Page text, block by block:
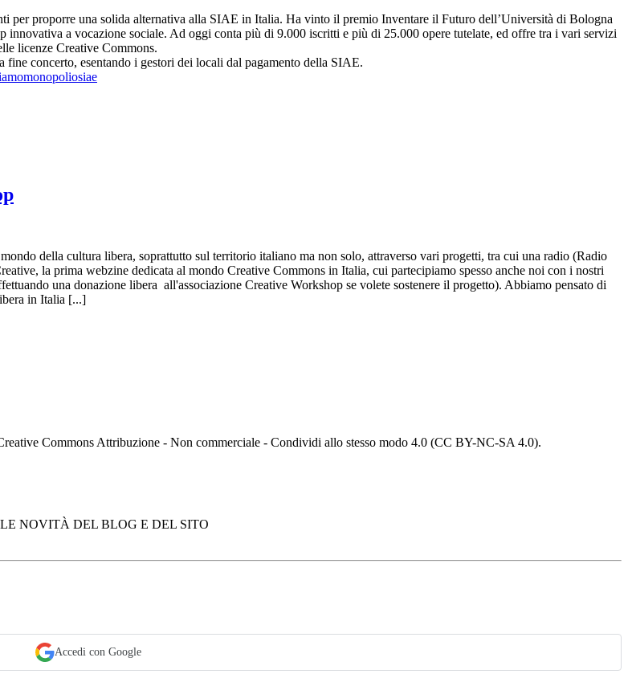
per proporre una solida alternativa alla SIAE in Italia. Ha vinto il premio Inventare il Futuro dell’Università di Bologna
a vocazione sociale. Ad oggi conta più di 9.000 iscritti e più di 25.000 opere tutelate, ed offre tra i vari servizi
licenze Creative Commons.
concerto, esentando i gestori dei locali dal pagamento della SIAE.
della cultura libera, soprattutto sul territorio italiano ma non solo, attraverso vari progetti, tra cui una radio (Radio
la prima webzine dedicata al mondo Creative Commons in Italia, cui partecipiamo spesso anche noi con i nostri
una donazione libera all'associazione Creative Workshop se volete sostenere il progetto). Abbiamo pensato di
in Italia [...]
Commons Attribuzione - Non commerciale - Condividi allo stesso modo 4.0 (CC BY-NC-SA 4.0).
NOVITÀ DEL BLOG E DEL SITO
Accedi con Google